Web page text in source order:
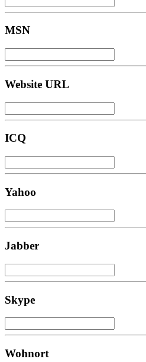
MSN
Website URL
ICQ
Yahoo
Jabber
Skype
Wohnort